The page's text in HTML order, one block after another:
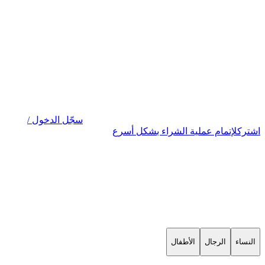
سجّل الدخول /
اشتركلإتمام عملية الشراء بشكل أسرع
النساء الرجال الأطفال